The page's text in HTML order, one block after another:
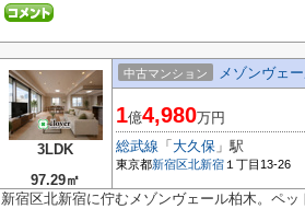
3LDK
97.29㎡
中古マンション メゾンヴェ
1億4,980万円
総武線 「 大久保 」駅
東京都新宿区北新宿 １丁目13-26
新宿区北新宿に佇むメゾンヴェール柏木。ペ